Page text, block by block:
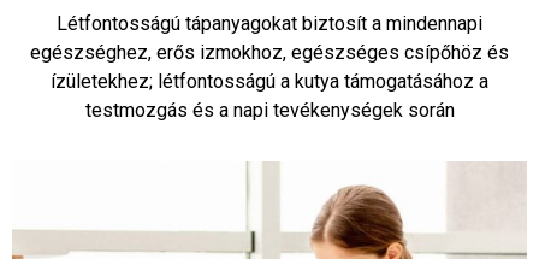
Létfontosságú tápanyagokat biztosít a mindennapi
egészséghez, erős izmokhoz, egészséges csípőhöz és
ízületekhez; létfontosságú a kutya támogatásához a
testmozgás és a napi tevékenységek során